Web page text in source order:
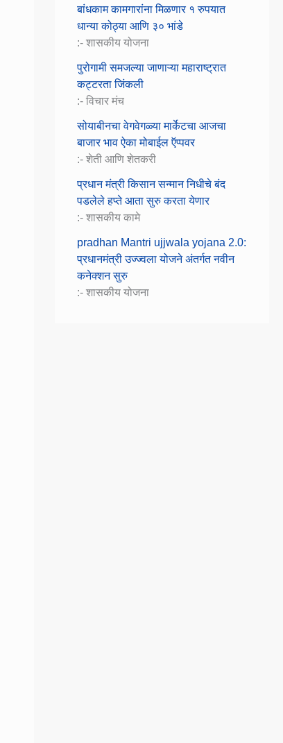
बांधकाम कामगारांना मिळणार १ रुपयात
धान्या कोठ्या आणि ३० भांडे
:- शासकीय योजना
पुरोगामी समजल्या जाणाऱ्या महाराष्ट्रात
कट्टरता जिंकली
:- विचार मंच
सोयाबीनचा वेगवेगळ्या मार्केटचा आजचा
बाजार भाव ऐका मोबाईल ऍप्पवर
:- शेती आणि शेतकरी
प्रधान मंत्री किसान सन्मान निधीचे बंद
पडलेले हप्ते आता सुरु करता येणार
:- शासकीय कामे
pradhan Mantri ujjwala yojana 2.0:
प्रधानमंत्री उज्ज्वला योजने अंतर्गत नवीन
कनेक्शन सुरु
:- शासकीय योजना